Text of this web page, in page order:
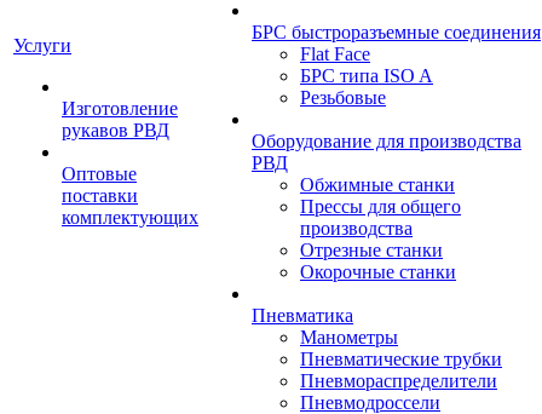
Услуги
Изготовление
рукавов РВД
Оптовые
поставки
комплектующих
БРС быстроразъемные соединения
Flat Face
БРС типа ISO A
Резьбовые
Оборудование для производства
РВД
Обжимные станки
Прессы для общего
производства
Отрезные станки
Окорочные станки
Пневматика
Манометры
Пневматические трубки
Пневмораспределители
Пневмодроссели